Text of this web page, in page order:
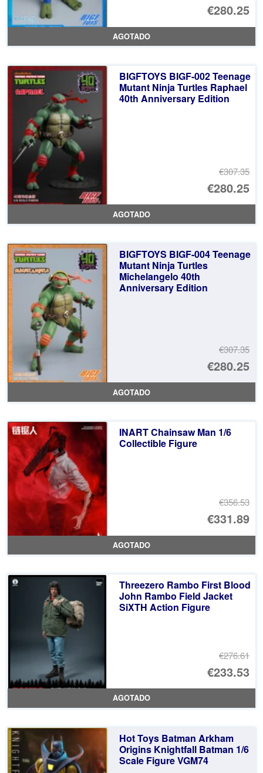
El
€280.25
El
AGOTADO
BIGFTOYS BIGF-002 Teenage
Mutant Ninja Turtles Raphael
40th Anniversary Edition
€307.35
El
€280.25
El
AGOTADO
BIGFTOYS BIGF-004 Teenage
Mutant Ninja Turtles
Michelangelo 40th
Anniversary Edition
€307.35
El
€280.25
El
AGOTADO
INART Chainsaw Man 1/6
Collectible Figure
€356.53
El
€331.89
El
AGOTADO
Threezero Rambo First Blood
John Rambo Field Jacket
SiXTH Action Figure
€276.61
El
€233.53
El
AGOTADO
Hot Toys Batman Arkham
Origins Knightfall Batman 1/6
Scale Figure VGM74